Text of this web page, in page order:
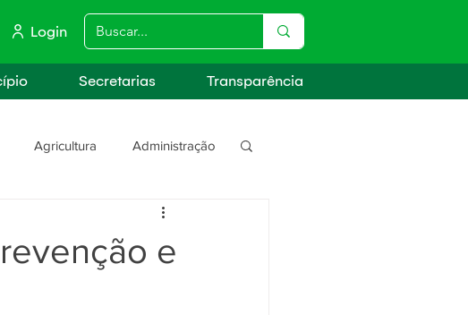
Login
Secretarias Transparência
Agricultura Administração
e